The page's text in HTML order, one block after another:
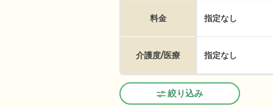
料金 指定なし
介護度/医療 指定なし
絞り込み